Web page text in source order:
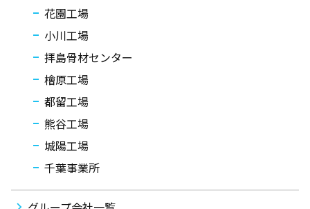
花園工場
小川工場
拝島骨材センター
檜原工場
都留工場
熊谷工場
城陽工場
千葉事業所